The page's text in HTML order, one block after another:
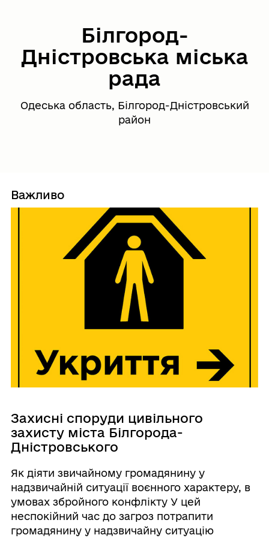
Білгород-
Дністровська міська
рада
Одеська область, Білгород-Дністровський
район
Важливо
Захисні споруди цивільного
захисту міста Білгорода-
Дністровського
Як діяти звичайному громадянину у
надзвичайній ситуації воєнного характеру, в
умовах збройного конфлікту У цей
неспокійний час до загроз потрапити
громадянину у надзвичайну ситуацію